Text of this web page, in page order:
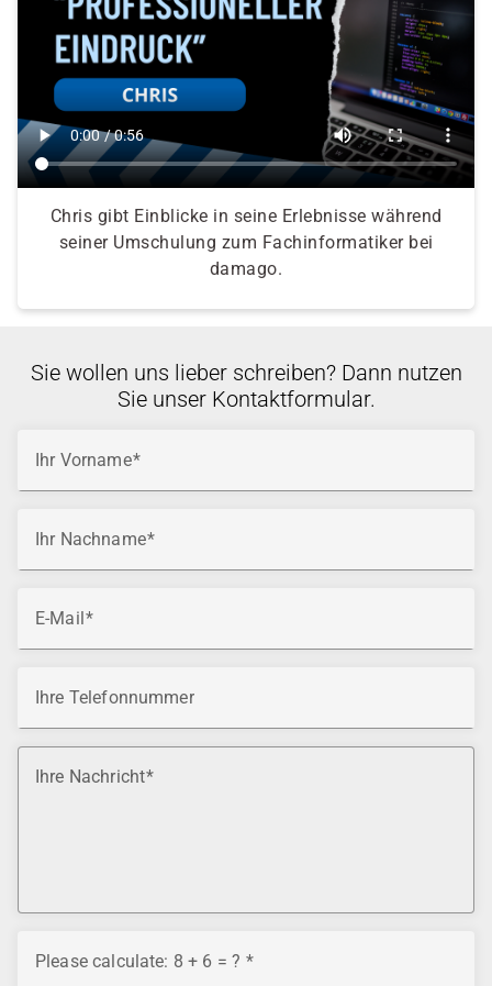
Chris gibt Einblicke in seine Erlebnisse während
seiner Umschulung zum Fachinformatiker bei
damago.
Sie wollen uns lieber schreiben? Dann nutzen
Sie unser Kontaktformular.
Ihr Vorname
Ihr Nachname
E-Mail
Ihre Telefonnummer
Ihre Nachricht
Please calculate: 8 + 6 = ?